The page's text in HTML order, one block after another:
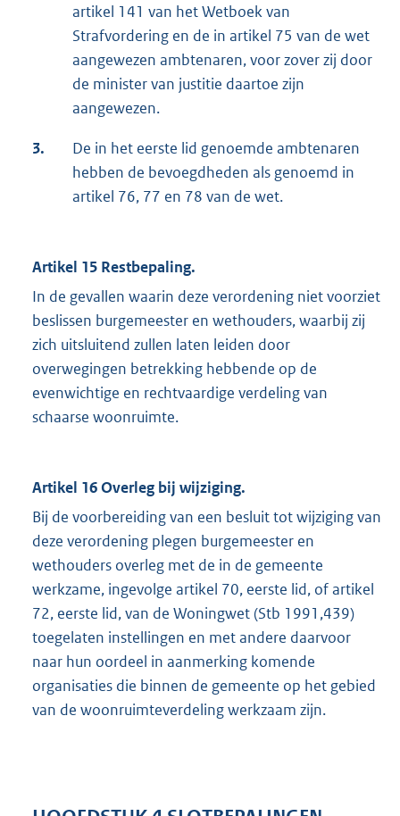
artikel 141 van het Wetboek van
Strafvordering en de in artikel 75 van de wet
aangewezen ambtenaren, voor zover zij door
de minister van justitie daartoe zijn
aangewezen.
3.
De in het eerste lid genoemde ambtenaren
hebben de bevoegdheden als genoemd in
artikel 76, 77 en 78 van de wet.
Artikel 15 Restbepaling.
In de gevallen waarin deze verordening niet voorziet
beslissen burgemeester en wethouders, waarbij zij
zich uitsluitend zullen laten leiden door
overwegingen betrekking hebbende op de
evenwichtige en rechtvaardige verdeling van
schaarse woonruimte.
Artikel 16 Overleg bij wijziging.
Bij de voorbereiding van een besluit tot wijziging van
deze verordening plegen burgemeester en
wethouders overleg met de in de gemeente
werkzame, ingevolge artikel 70, eerste lid, of artikel
72, eerste lid, van de Woningwet (Stb 1991,439)
toegelaten instellingen en met andere daarvoor
naar hun oordeel in aanmerking komende
organisaties die binnen de gemeente op het gebied
van de woonruimteverdeling werkzaam zijn.